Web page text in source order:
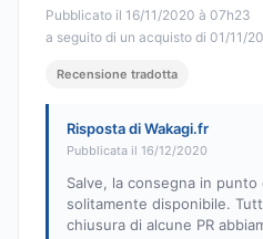
Pubblicato il 16/11/2020 à 07h23
a seguito di un acquisto di 01/11/
Recensione tradotta
Risposta di Wakagi.fr
Pubblicata il 16/12/2020
Salve, la consegna in
solitamente disponibile.
chiusura di alcune PR